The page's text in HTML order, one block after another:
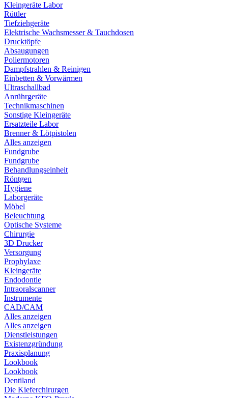
Kleingeräte Labor
Rüttler
Tiefziehgeräte
Elektrische Wachsmesser & Tauchdosen
Drucktöpfe
Absaugungen
Poliermotoren
Dampfstrahlen & Reinigen
Einbetten & Vorwärmen
Ultraschallbad
Anrührgeräte
Technikmaschinen
Sonstige Kleingeräte
Ersatzteile Labor
Brenner & Lötpistolen
Alles anzeigen
Fundgrube
Fundgrube
Behandlungseinheit
Röntgen
Hygiene
Laborgeräte
Möbel
Beleuchtung
Optische Systeme
Chirurgie
3D Drucker
Versorgung
Prophylaxe
Kleingeräte
Endodontie
Intraoralscanner
Instrumente
CAD/CAM
Alles anzeigen
Alles anzeigen
Dienstleistungen
Existenzgründung
Praxisplanung
Lookbook
Lookbook
Dentiland
Die Kieferchirurgen